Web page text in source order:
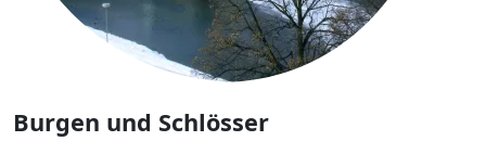
Burgen und Schlösser